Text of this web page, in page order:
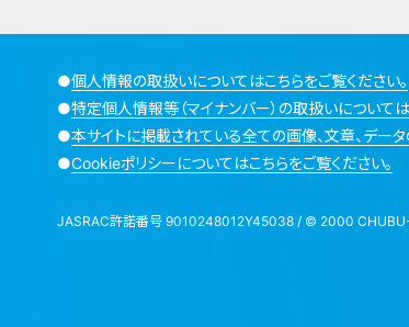
●個人情報の取扱いについてはこちらをご覧ください。
●特定個人情報等（マイナンバー）の取扱いについては
●本サイトに掲載されている全ての画像、文章、データ
●Cookieポリシーについてはこちらをご覧ください。
JASRAC許諾番号 9010248012Y45038 / © 2000 CHUBU-